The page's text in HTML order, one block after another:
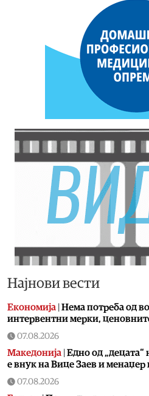
Најнови вести
Економија Нема потреба од
интервентни мерки,
07.08.2026
Македонија Едно од
е внук на Вице Заев и менаџер
07.08.2026